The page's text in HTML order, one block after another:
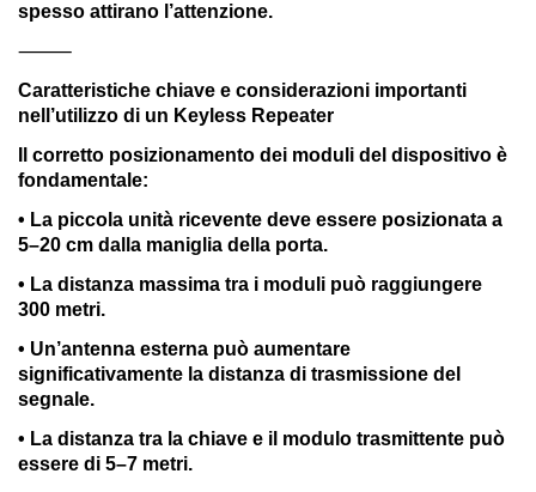
spesso attirano l’attenzione.
⸻
Caratteristiche chiave e considerazioni importanti
nell’utilizzo di un Keyless Repeater
Il corretto posizionamento dei moduli del dispositivo è
fondamentale:
• La piccola unità ricevente deve essere posizionata a
5–20 cm dalla maniglia della porta.
• La distanza massima tra i moduli può raggiungere
300 metri.
• Un’antenna esterna può aumentare
significativamente la distanza di trasmissione del
segnale.
• La distanza tra la chiave e il modulo trasmittente può
essere di 5–7 metri.